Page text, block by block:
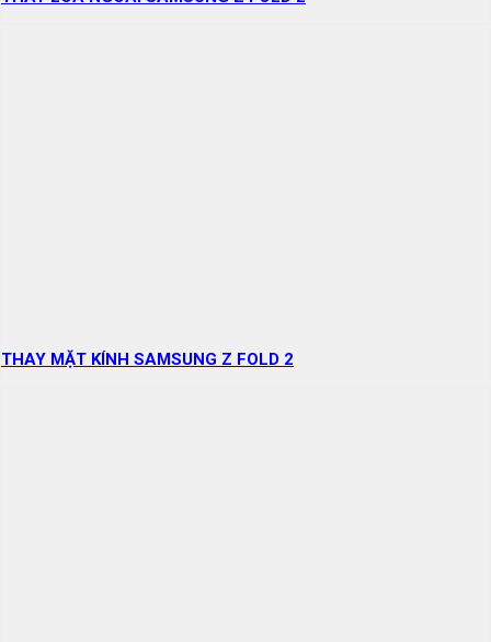
THAY MẶT KÍNH SAMSUNG Z FOLD 2